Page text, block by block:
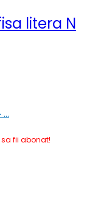
litera N
…
fii abonat!